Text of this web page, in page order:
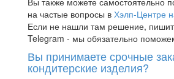
на частые вопросы в Хэлп-Центре
Если не нашли там решение,
Telegram - мы обязательно
Вы принимаете срочные
кондитерские изделия?